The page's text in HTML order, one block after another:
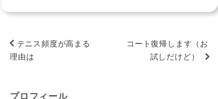
テニス頻度が高まる
理由は
コート復帰します（お
試しだけど）
プロフィール